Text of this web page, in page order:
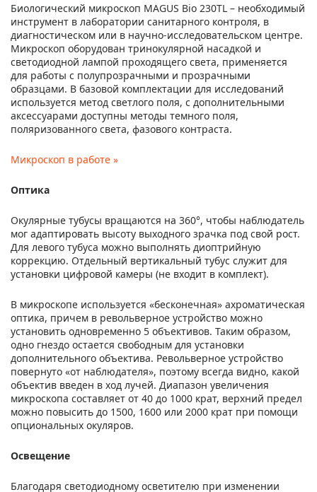
Биологический микроскоп MAGUS Bio 230TL – необходимый
инструмент в лаборатории санитарного контроля, в
диагностическом или в научно-исследовательском центре.
Микроскоп оборудован тринокулярной насадкой и
светодиодной лампой проходящего света, применяется
для работы с полупрозрачными и прозрачными
образцами. В базовой комплектации для исследований
используется метод светлого поля, с дополнительными
аксессуарами доступны методы темного поля,
поляризованного света, фазового контраста.
Микроскоп в работе »
Оптика
Окулярные тубусы вращаются на 360°, чтобы наблюдатель
мог адаптировать высоту выходного зрачка под свой рост.
Для левого тубуса можно выполнять диоптрийную
коррекцию. Отдельный вертикальный тубус служит для
установки цифровой камеры (не входит в комплект).
В микроскопе используется «бесконечная» ахроматическая
оптика, причем в револьверное устройство можно
установить одновременно 5 объективов. Таким образом,
одно гнездо остается свободным для установки
дополнительного объектива. Револьверное устройство
повернуто «от наблюдателя», поэтому всегда видно, какой
объектив введен в ход лучей. Диапазон увеличения
микроскопа составляет от 40 до 1000 крат, верхний предел
можно повысить до 1500, 1600 или 2000 крат при помощи
опциональных окуляров.
Освещение
Благодаря светодиодному осветителю при изменении